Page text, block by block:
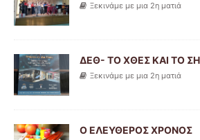
Ξεκινάμε με μια 2η ματιά
ΔΕΘ- ΤΟ ΧΘΕΣ ΚΑΙ ΤΟ
Ξεκινάμε με μια 2η ματιά
Ο ΕΛΕΥΘΕΡΟΣ ΧΡΟΝΟΣ